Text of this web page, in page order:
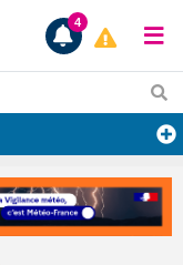
4